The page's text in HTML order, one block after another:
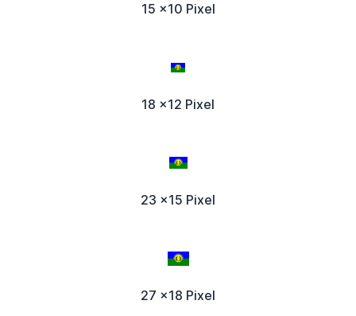
15 x10 Pixel
18 x12 Pixel
23 x15 Pixel
27 x18 Pixel